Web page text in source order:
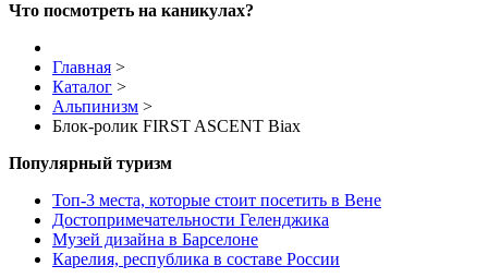
Что посмотреть на каникулах?
Главная >
Каталог >
Альпинизм >
Блок-ролик FIRST ASCENT Biax
Популярный туризм
Топ-3 места, которые стоит посетить в Вене
Достопримечательности Геленджика
Музей дизайна в Барселоне
Карелия, республика в составе России